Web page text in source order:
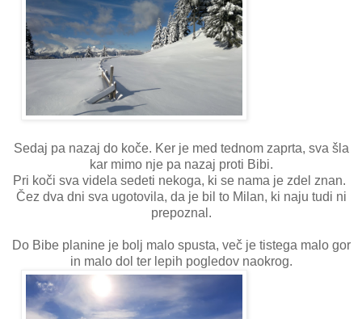
Sedaj pa nazaj do koče. Ker je med tednom zaprta, sva šla
kar mimo nje pa nazaj proti Bibi.
Pri koči sva videla sedeti nekoga, ki se nama je zdel znan.
Čez dva dni sva ugotovila, da je bil to Milan, ki naju tudi ni
prepoznal.
Do Bibe planine je bolj malo spusta, več je tistega malo gor
in malo dol ter lepih pogledov naokrog.